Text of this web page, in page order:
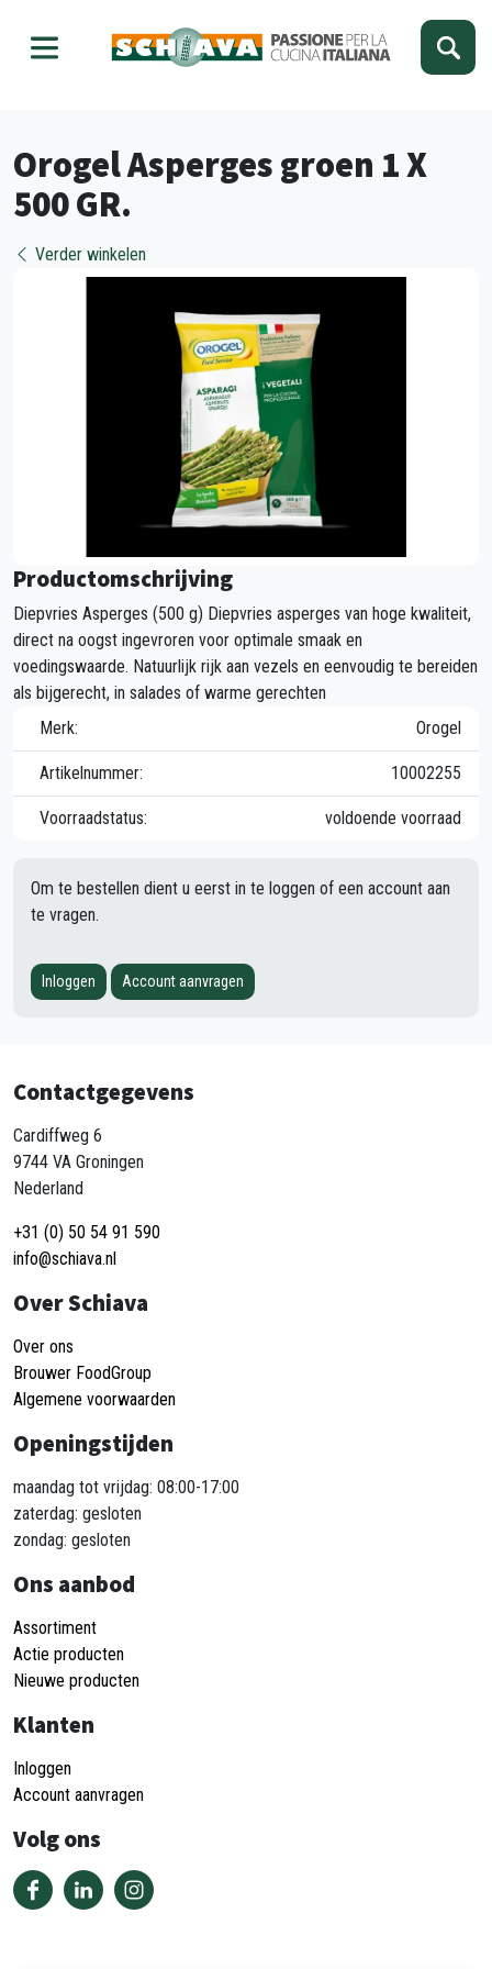
Orogel Asperges groen 1 X
500 GR.
Verder winkelen
Productomschrijving
Diepvries Asperges (500 g) Diepvries asperges van hoge kwaliteit,
direct na oogst ingevroren voor optimale smaak en
voedingswaarde. Natuurlijk rijk aan vezels en eenvoudig te bereiden
als bijgerecht, in salades of warme gerechten
Merk:
Orogel
Artikelnummer: 10002255
Voorraadstatus: voldoende voorraad
Om te bestellen dient u eerst in te loggen of een account aan
te vragen.
Inloggen Account aanvragen
Contactgegevens
Cardiffweg 6
9744 VA Groningen
Nederland
+31 (0) 50 54 91 590
info@schiava.nl
Over Schiava
Over ons
Brouwer FoodGroup
Algemene voorwaarden
Openingstijden
maandag tot vrijdag: 08:00-17:00
zaterdag: gesloten
zondag: gesloten
Ons aanbod
Assortiment
Actie producten
Nieuwe producten
Klanten
Inloggen
Account aanvragen
Volg ons